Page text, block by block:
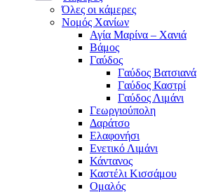
Όλες οι κάμερες
Νομός Χανίων
Αγία Μαρίνα – Χανιά
Βάμος
Γαύδος
Γαύδος Βατσιανά
Γαύδος Καστρί
Γαύδος Λιμάνι
Γεωργιούπολη
Δαράτσο
Ελαφονήσι
Ενετικό Λιμάνι
Κάντανος
Καστέλι Κισσάμου
Ομαλός